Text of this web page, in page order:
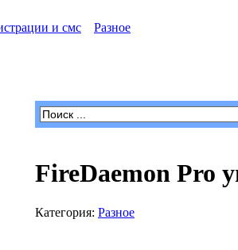
и смс
Разное
FireDaemon Pro
Категория: Разное